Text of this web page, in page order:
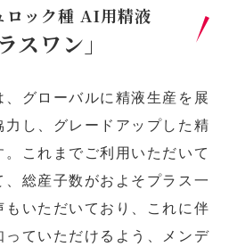
ロック種 AI用精液
スワン」
グローバルに精液生産を展
し、グレードアップした精
これまでご利用いただいて
総産子数がおよそプラス一
いただいており、これに伴
ていただけるよう、メンデ